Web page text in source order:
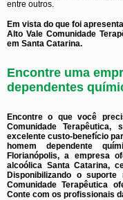
entre outros.
Em vista do que foi
Alto Vale Comunidade
em Santa Catarina.
Encontre uma
dependentes
Encontre o que você
Comunidade
excelente custo-benefício
homem dependente
Florianópolis, a empresa
alcoólica Santa Catarina,
Disponibilizando o
Comunidade Terapêutica
Conte com os profissionais